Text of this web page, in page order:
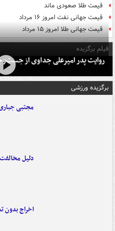
قیمت طلا صعودی ماند
قیمت جهانی نفت امروز ۱۶ مرداد
قیمت جهانی طلا امروز ۱۵ مرداد
فیلم برگزیده
روایت پدر امیرعلی جداوی از
برگزیده ورزشی
مجتبی
دلیل مخالفت AFC با میزبانی آبی‌ها در عراق
اخراج بدون